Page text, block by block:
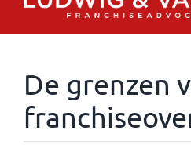
De grenzen